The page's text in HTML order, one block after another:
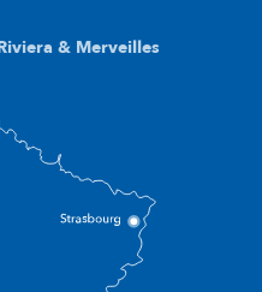
& Merveilles